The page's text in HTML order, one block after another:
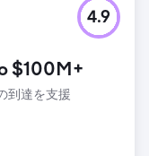
$100M+
到達を支援
4.9